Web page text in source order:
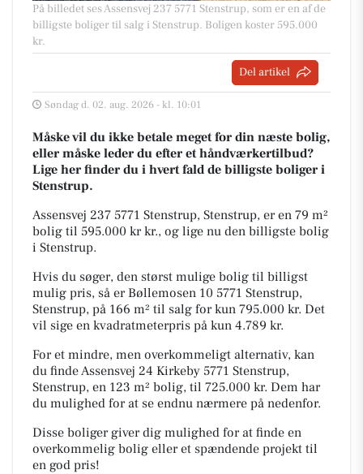
På billedet ses Assensvej 237 5771 Stenstrup, som er en af de
billigste boliger til salg i Stenstrup. Boligen koster 595.000
kr.
Del artikel
Søndag d. 02. aug. 2026 - kl. 10:01
Måske vil du ikke betale meget for din næste bolig,
eller måske leder du efter et håndværkertilbud?
Lige her finder du i hvert fald de billigste boliger i
Stenstrup.
Assensvej 237 5771 Stenstrup, Stenstrup, er en 79 m²
bolig til 595.000 kr kr., og lige nu den billigste bolig
i Stenstrup.
Hvis du søger, den størst mulige bolig til billigst
mulig pris, så er Bøllemosen 10 5771 Stenstrup,
Stenstrup, på 166 m² til salg for kun 795.000 kr. Det
vil sige en kvadratmeterpris på kun 4.789 kr.
For et mindre, men overkommeligt alternativ, kan
du finde Assensvej 24 Kirkeby 5771 Stenstrup,
Stenstrup, en 123 m² bolig, til 725.000 kr. Dem har
du mulighed for at se endnu nærmere på nedenfor.
Disse boliger giver dig mulighed for at finde en
overkommelig bolig eller et spændende projekt til
en god pris!